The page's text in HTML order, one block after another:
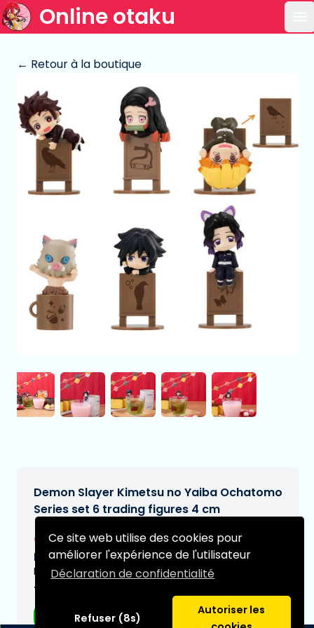
Ce site web utilise des cookies pour
améliorer l'expérience de l'utilisateur
Déclaration de confidentialité
Refuser (8s)
Autoriser les
Online otaku
← Retour à la boutique
Demon Slayer Kimetsu no Yaiba Ochatomo
Series set 6 trading figures 4 cm
€78,99 [Sous réserve de modifications]
Date de livraison prévue:
N/A
Type:
Figurines d'anime